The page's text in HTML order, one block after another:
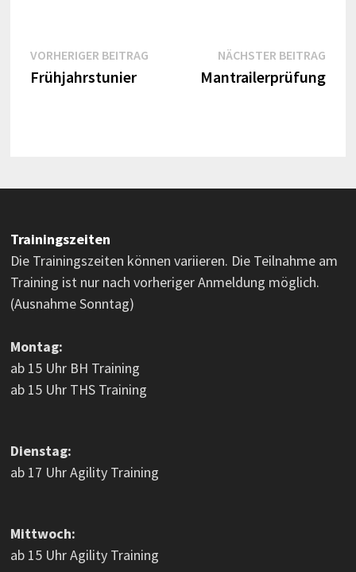
Beitragsnavigation
VORHERIGER BEITRAGVorheriger
Frühjahrstunier
NÄCHSTER BEITRAG
Mantrailerprüfung
Trainingszeiten
Die Trainingszeiten können variieren. Die Teilnahme am
Training ist nur nach vorheriger Anmeldung möglich.
(Ausnahme Sonntag)
Montag:
ab 15 Uhr BH Training
ab 15 Uhr THS Training
Dienstag:
ab 17 Uhr Agility Training
Mittwoch:
ab 15 Uhr Agility Training